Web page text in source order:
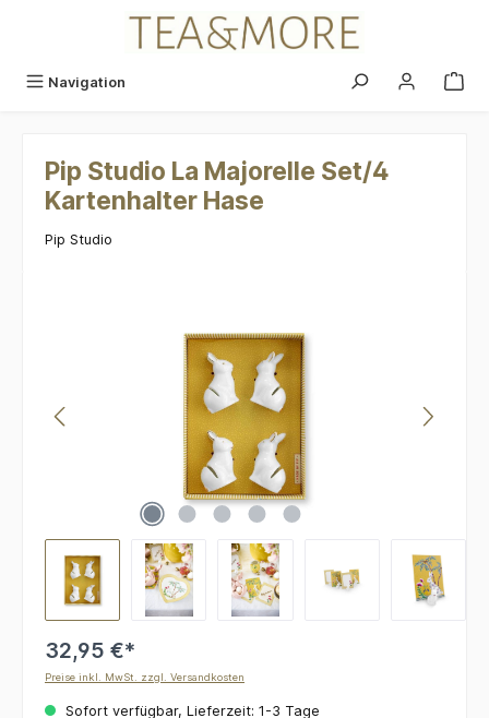
Navigation
Pip Studio La Majorelle Set/4
Kartenhalter Hase
Pip Studio
32,95 €*
Preise inkl. MwSt. zzgl. Versandkosten
Sofort verfügbar, Lieferzeit: 1-3 Tage